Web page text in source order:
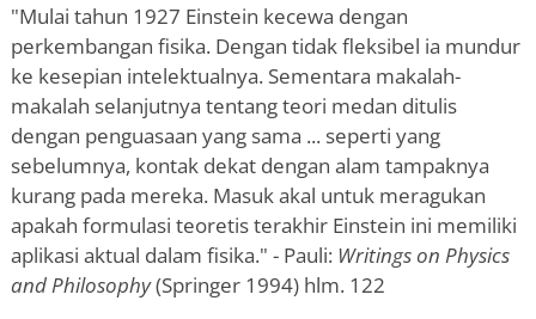
"Mulai tahun 1927 Einstein kecewa dengan
perkembangan fisika. Dengan tidak fleksibel ia mundur
ke kesepian intelektualnya. Sementara makalah-
makalah selanjutnya tentang teori medan ditulis
dengan penguasaan yang sama ... seperti yang
sebelumnya, kontak dekat dengan alam tampaknya
kurang pada mereka. Masuk akal untuk meragukan
apakah formulasi teoretis terakhir Einstein ini memiliki
aplikasi aktual dalam fisika." - Pauli: Writings on Physics
and Philosophy(Springer 1994) hlm. 122